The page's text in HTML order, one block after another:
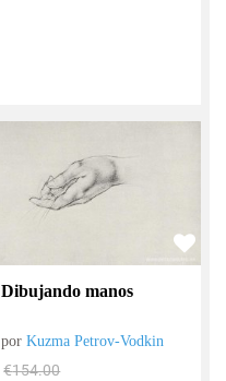
Dibujando manos
porKuzma Petrov-Vodkin
€154.00